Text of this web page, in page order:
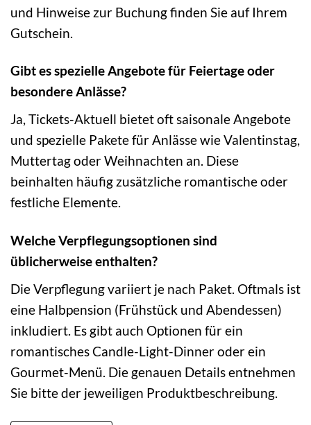
und Hinweise zur Buchung finden Sie auf Ihrem
Gutschein.
Gibt es spezielle Angebote für Feiertage oder
besondere Anlässe?
Ja, Tickets-Aktuell bietet oft saisonale Angebote
und spezielle Pakete für Anlässe wie Valentinstag,
Muttertag oder Weihnachten an. Diese
beinhalten häufig zusätzliche romantische oder
festliche Elemente.
Welche Verpflegungsoptionen sind
üblicherweise enthalten?
Die Verpflegung variiert je nach Paket. Oftmals ist
eine Halbpension (Frühstück und Abendessen)
inkludiert. Es gibt auch Optionen für ein
romantisches Candle-Light-Dinner oder ein
Gourmet-Menü. Die genauen Details entnehmen
Sie bitte der jeweiligen Produktbeschreibung.